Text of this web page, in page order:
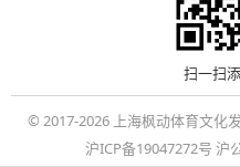
扫一扫
© 2017-2026 上海枫动体育文化
沪ICP备19047272号 沪